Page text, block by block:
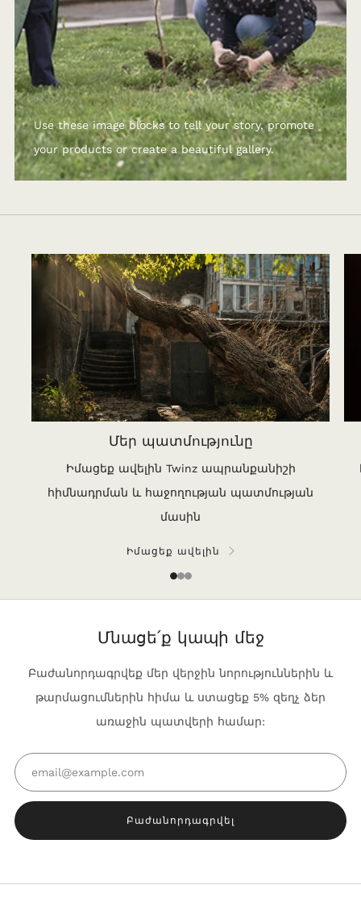
Use these image blocks to tell your story, promote
your products or create a beautiful gallery.
Մեր պատմությունը
Իմացեք ավելին Twinz ապրանքանիշի
հիմնադրման և հաջողության պատմության
մասին
Իմացեք ավելին
Մնացե՛ք կապի մեջ
Բաժանորդագրվեք մեր վերջին նորություններին և
թարմացումներին հիմա և ստացեք 5% զեղչ ձեր
առաջին պատվերի համար:
Բաժանորդագրվել